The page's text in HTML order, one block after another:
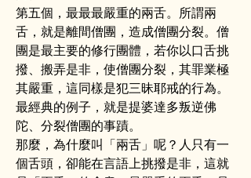
第五個，最最最嚴重的兩舌。所謂兩
舌，就是離間僧團，造成僧團分裂。僧
團是最主要的修行團體，若你以口舌挑
撥、搬弄是非，使僧團分裂，其罪業極
其嚴重，這同樣是犯三昧耶戒的行為。
最經典的例子，就是提婆達多叛逆佛
陀、分裂僧團的事蹟。
那麼，為什麼叫「兩舌」呢？人只有一
個舌頭，卻能在言語上挑撥是非，這就